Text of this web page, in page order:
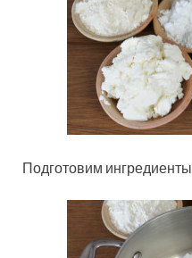
Подготовим ингредиенты.